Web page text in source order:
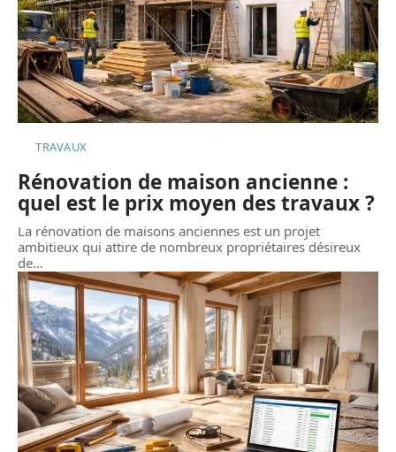
TRAVAUX
Rénovation de maison ancienne :
quel est le prix moyen des travaux ?
La rénovation de maisons anciennes est un projet
ambitieux qui attire de nombreux propriétaires désireux
de…